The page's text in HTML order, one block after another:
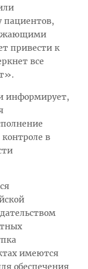
пациентов,
привести к
все
информирует,
в
имеются
обеспечения